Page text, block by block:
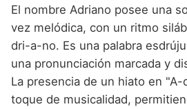
El nombre Adriano posee una
vez melódica, con un ritmo
dri-a-no. Es una palabra
una pronunciación marcada y
La presencia de un hiato en
toque de musicalidad,